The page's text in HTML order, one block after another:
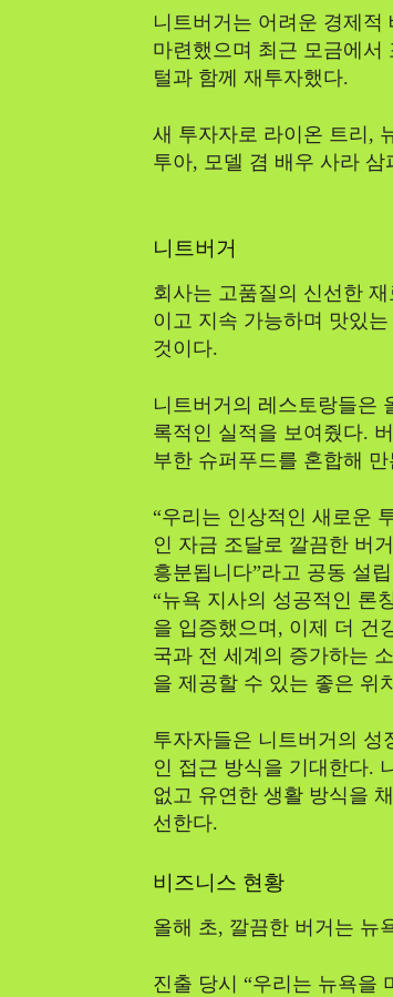
니트버거는 어려운 경제
마련했으며 최근 모금에서
털과 함께 재투자했다.
새 투자자로 라이온 트리,
투아, 모델 겸 배우 사라 삼
니트버거
회사는 고품질의 신선한
이고 지속 가능하며 맛있
것이다.
니트버거의 레스토랑들은
록적인 실적을 보여줬다.
부한 슈퍼푸드를 혼합해
“우리는 인상적인 새로운
인 자금 조달로 깔끔한 버
흥분됩니다”라고 공동 설
“뉴욕 지사의 성공적인 론
을 입증했으며, 이제 더 건
국과 전 세계의 증가하는
을 제공할 수 있는 좋은 위
투자자들은 니트버거의 성
인 접근 방식을 기대한다.
없고 유연한 생활 방식을
선한다.
비즈니스 현황
올해 초, 깔끔한 버거는 뉴
진출 당시 “우리는 뉴욕을